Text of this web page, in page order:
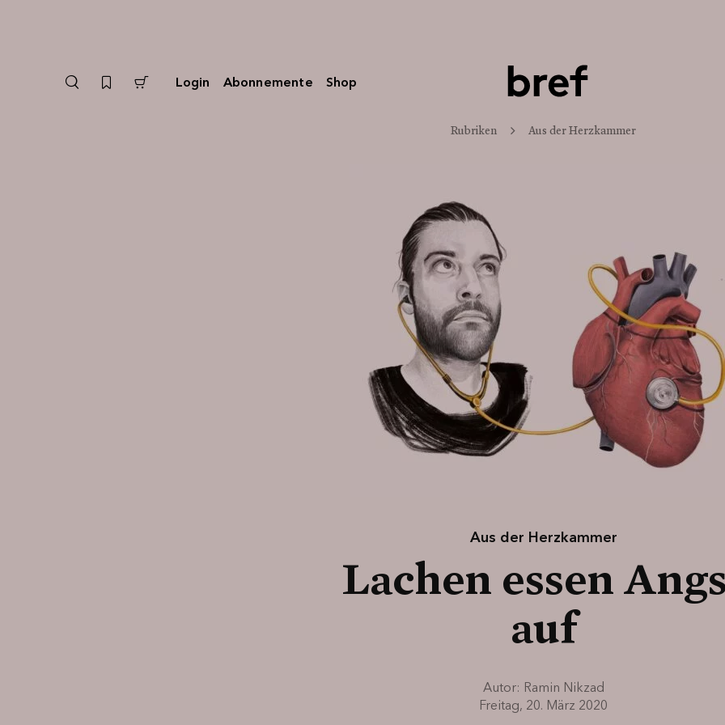
Login Abonnemente Shop
Rubriken Aus der Herzkammer
Aus der Herzkammer
Lachen essen
auf
Autor: Ramin Nikzad
Freitag, 20. März 2020